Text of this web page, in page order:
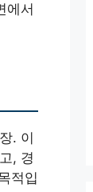
에서
. 이
, 경
적입